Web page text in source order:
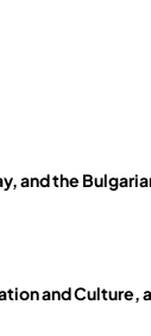
and the
and Culture,